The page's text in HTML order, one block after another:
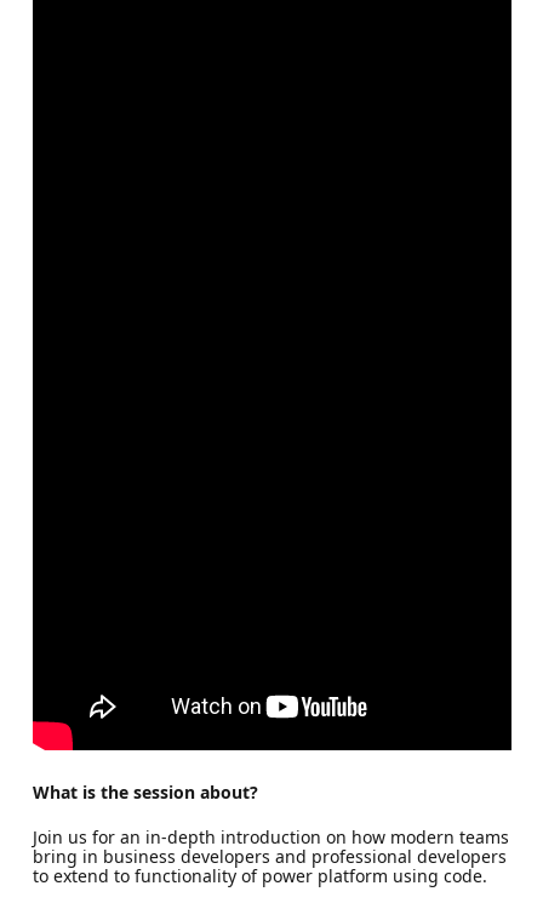
What is the session about?
Join us for an in-depth introduction on how modern teams
bring in business developers and professional developers
to extend to functionality of power platform using code.